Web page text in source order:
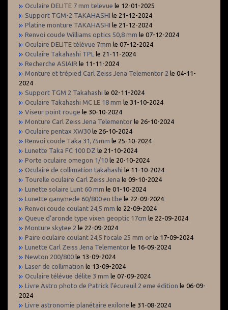
Oculaire DELITE 7 mm televue le 12-01-2025
Support TGM-2 TAKAHASHI le 21-12-2024
Platine monture TAKAHASHI le 21-12-2024
Renvoi coude Williams optics 50,8 mm le 07-12-2024
Oculaire DELITE télévue 7mm le 07-12-2024
Oculaire Takahashi TPL le 21-11-2024
Recherche ASIAIR le 11-11-2024
Monture et trépied Carl Zeiss Jena Telementor 2 le 04-11-
2024
Support TGM 2 Takahashi le 02-11-2024
Oculaire Takahashi MC LE 18 mm le 31-10-2024
Viseur point rouge le 30-10-2024
Monture Carl Zeiss Jena Telementor le 26-10-2024
Oculaire pentax XW30 le 26-10-2024
Renvoi coude Taka 31,75mm le 25-10-2024
Lunette Taka FC 100 DZ le 21-10-2024
Porte oculaire omegon 1/10 le 20-10-2024
Oculaire de collimation takahashi le 11-10-2024
Tourelle oculaire Carl Zeiss Jena le 09-10-2024
Lunette solaire Lunt 60 mm le 01-10-2024
Lunette ganymede 60/800 en tbe le 22-09-2024
Renvoi coude coulant 24,5 mm le 22-09-2024
Queue d’aronde type vixen geoptic 17cm le 22-09-2024
Monture skytee 2 le 22-09-2024
Paire oculaire coulant 24,5 focale 25 mm or le 17-09-2024
Lunette Carl Zeiss Jena Telementor le 16-09-2024
Newton 200/800 le 13-09-2024
Laser de collimation le 13-09-2024
Oculaire télévue délite 3 mm le 07-09-2024
Livre Astro photo de Patrick l’écureuil 2 eme édition le 06-09-
2024
Livre astronomie planétaire exilone le 31-08-2024